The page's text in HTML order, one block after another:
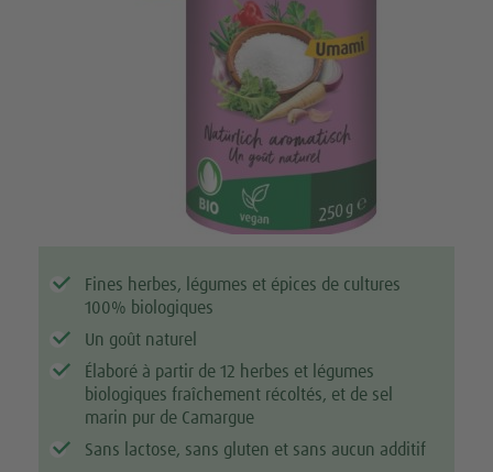
Fines herbes, légumes et épices de cultures
100% biologiques
Un goût naturel
Élaboré à partir de 12 herbes et légumes
biologiques fraîchement récoltés, et de sel
marin pur de Camargue
Sans lactose, sans gluten et sans aucun additif